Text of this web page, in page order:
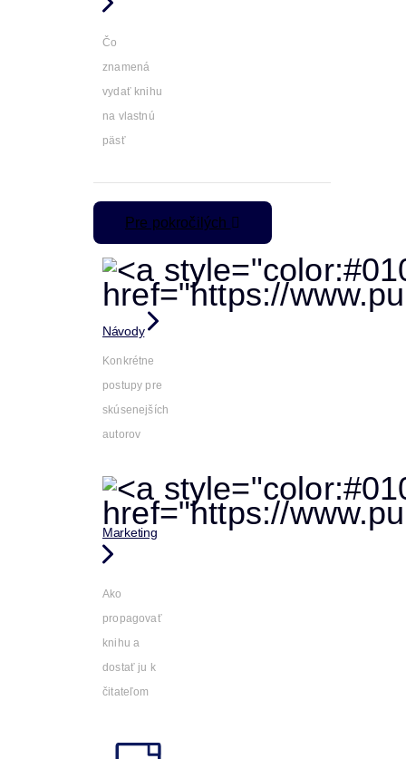
Čo
znamená
vydať knihu
na vlastnú
päsť
Pre pokročilých
Návody
Konkrétne
postupy pre
skúsenejších
autorov
Marketing
Ako
propagovať
knihu a
dostať ju k
čitateľom